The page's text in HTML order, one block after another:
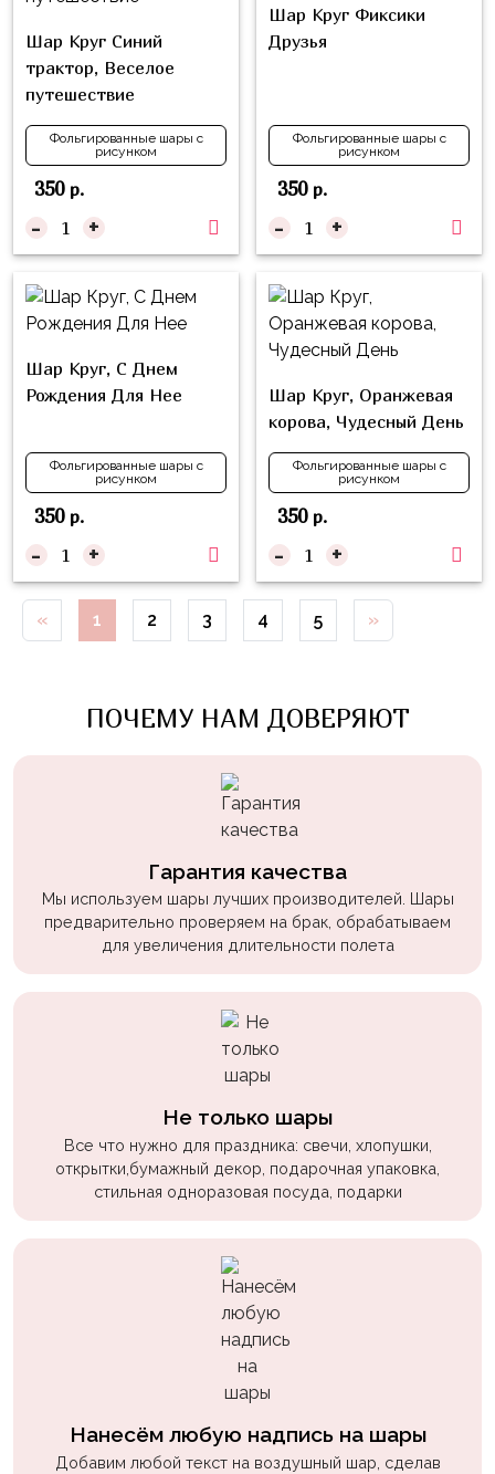
Шар Круг Синий
трактор, Веселое
путешествие
Фольгированные шары с
рисунком
350р.
- +
Шар Круг Фиксики
Друзья
Фольгированные шары с
рисунком
350р.
- +
Шар Круг, С Днем
Рождения Для Нее
Фольгированные шары с
рисунком
350р.
- +
Шар Круг, Оранжевая
корова, Чудесный День
Фольгированные шары с
рисунком
350р.
- +
« 1 2 3 4 5 »
ПОЧЕМУ НАМ ДОВЕРЯЮТ
Гарантия качества
Мы используем шары лучших производителей. Шары
предварительно проверяем на брак, обрабатываем
для увеличения длительности полета
Не только шары
Все что нужно для праздника: свечи, хлопушки,
открытки,бумажный декор, подарочная упаковка,
стильная одноразовая посуда, подарки
Нанесём любую надпись на шары
Добавим любой текст на воздушный шар, сделав
Куклы
ЛОЛ
Для
Него
Для
Неё
Транспорт
Техника
Животные
Звёздные
Войны
Уэнсдэй
Трансформеры
Фрукты
Девочкам
Недетские
(18+)